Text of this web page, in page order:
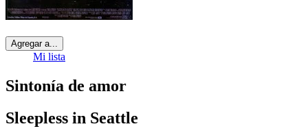
Agregar a...
Mi lista
Sintonía de amor
Sleepless in Seattle